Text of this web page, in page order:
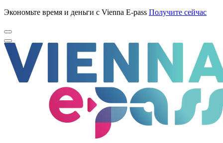
Экономьте время и деньги с Vienna E-pass Получите сейчас